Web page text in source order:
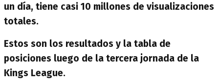
un día, tiene casi 10 millones de visualizaciones
totales.
Estos son los resultados y la tabla de
posiciones luego de la tercera jornada de la
Kings League.